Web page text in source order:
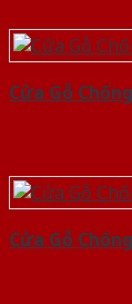
Cửa Gỗ
Cửa Gỗ